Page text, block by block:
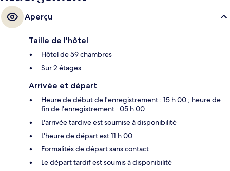
Aperçu
Taille de l'hôtel
Hôtel de 59 chambres
Sur 2 étages
Arrivée et départ
Heure de début de l'enregistrement : 15 h 00 ; heure de
fin de l'enregistrement : 05 h 00.
L'arrivée tardive est soumise à disponibilité
L'heure de départ est 11 h 00
Formalités de départ sans contact
Le départ tardif est soumis à disponibilité